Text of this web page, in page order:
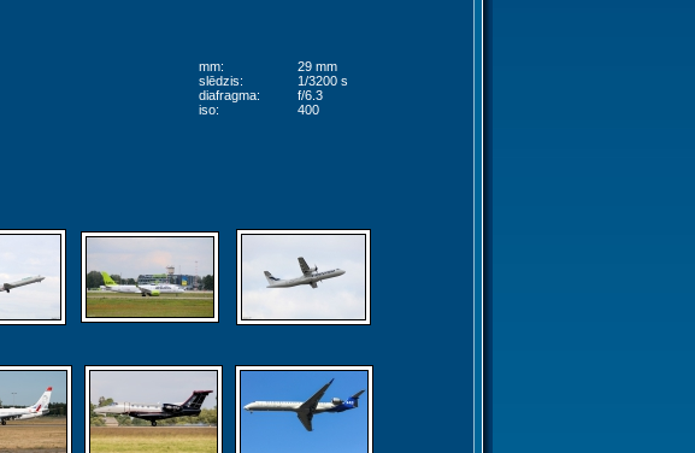
mm:
29 mm
slēdzis:
1/3200 s
diafragma:
f/6.3
iso:
400